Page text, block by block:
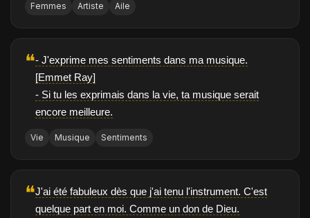
Femmes Artiste Aile
❝- J'exprime mes sentiments dans ma musique.
[Emmet Ray]
- Si tu les exprimais dans la vie, ta musique serait
encore meilleure.
Vie Musique Sentiments
❝J'ai été fabuleux dès que j'ai tenu l'instrument. C'est
quelque part en moi. Comme un don de Dieu.